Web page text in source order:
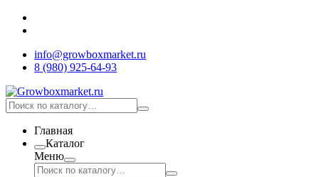
info@growboxmarket.ru
8 (980) 925-64-93
Главная
Каталог
Меню